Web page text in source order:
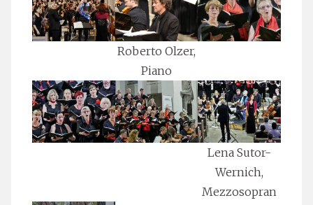
Roberto Olzer,
Piano
Lena Sutor-
Wernich,
Mezzosopran